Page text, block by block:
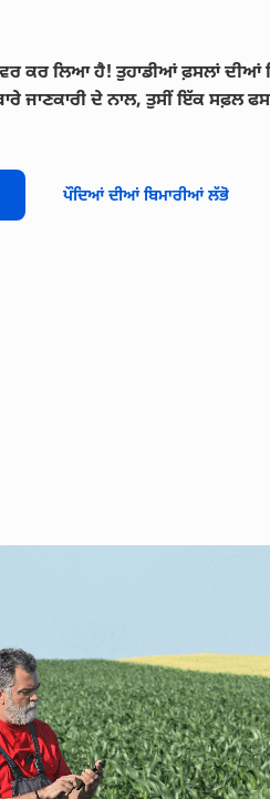
ਕਰ ਲਿਆ ਹੈ! ਤੁਹਾਡੀਆਂ ਫ਼ਸਲਾਂ ਦੀਆਂ
ਜਾਣਕਾਰੀ ਦੇ ਨਾਲ, ਤੁਸੀਂ ਇੱਕ ਸਫ਼ਲ
ਪੌਦਿਆਂ ਦੀਆਂ ਬਿਮਾਰੀਆਂ ਲੱਭੋ